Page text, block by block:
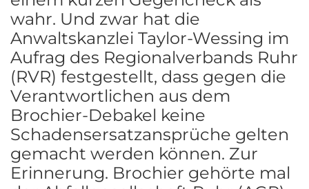
wahr. Und zwar hat die
Anwaltskanzlei Taylor-Wessing im
Aufrag des Regionalverbands Ruhr
(RVR) festgestellt, dass gegen die
Verantwortlichen aus dem
Brochier-Debakel keine
Schadensersatzansprüche gelten
gemacht werden können. Zur
Erinnerung. Brochier gehörte mal